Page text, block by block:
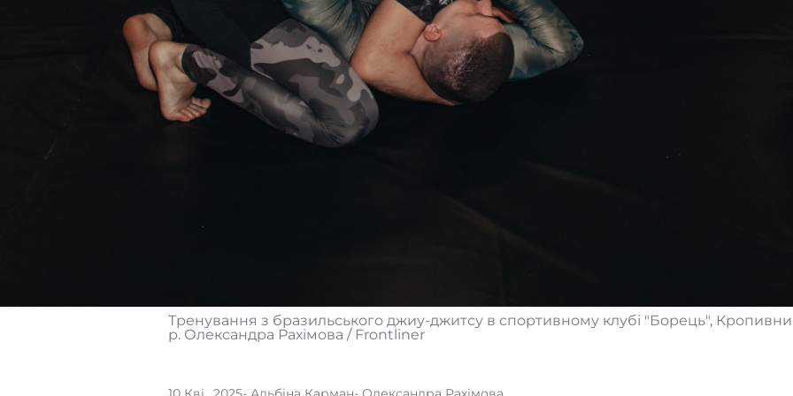
Тренування з бразильського джиу-джитсу в спортивному клубі "Борець",
р. Олександра Рахімова / Frontliner